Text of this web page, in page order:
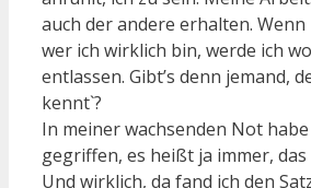
auch der andere erhalten.
wer ich wirklich bin, werde ich
entlassen. Gibt’s denn jemand,
kennt`?
In meiner wachsenden Not
gegriffen, es heißt ja immer,
Und wirklich, da fand ich den